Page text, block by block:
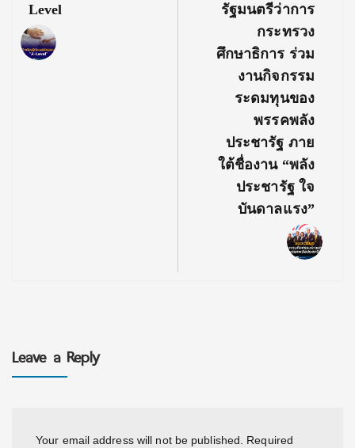
Level
รัฐมนตรีว่าการ
กระทรวง
ศึกษาธิการ ร่วม
งานกิจกรรม
ระดมทุนของ
พรรคพลัง
ประชารัฐ ภาย
ใต้ชื่องาน “พลัง
ประชารัฐ ใจ
บันดาลแรง”
Leave a Reply
Your email address will not be published.
Required